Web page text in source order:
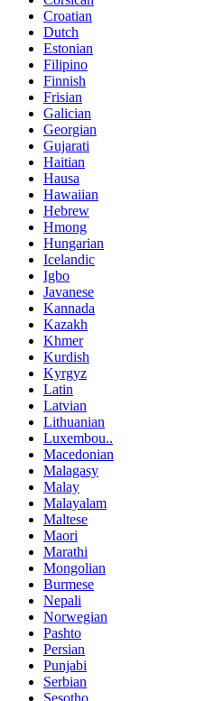
Croatian
Dutch
Estonian
Filipino
Finnish
Frisian
Galician
Georgian
Gujarati
Haitian
Hausa
Hawaiian
Hebrew
Hmong
Hungarian
Icelandic
Igbo
Javanese
Kannada
Kazakh
Khmer
Kurdish
Kyrgyz
Latin
Latvian
Lithuanian
Luxembou..
Macedonian
Malagasy
Malay
Malayalam
Maltese
Maori
Marathi
Mongolian
Burmese
Nepali
Norwegian
Pashto
Persian
Punjabi
Serbian